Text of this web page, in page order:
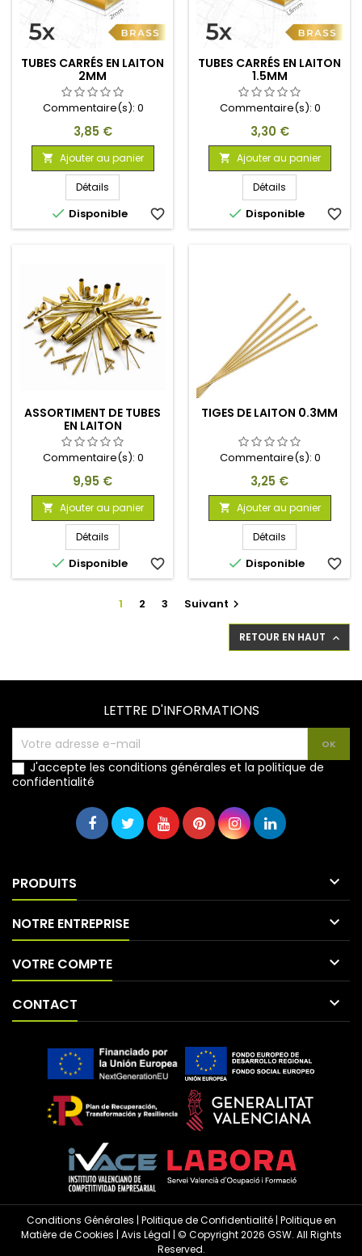
TUBES CARRÉS EN LAITON
2MM
Commentaire(s): 0
Prix
3,85 €
 Ajouter au panier
Détails
 Disponible favorite_border
TUBES CARRÉS EN LAITON
1.5MM
Commentaire(s): 0
Prix
3,30 €
 Ajouter au panier
Détails
 Disponible favorite_border
ASSORTIMENT DE TUBES
EN LAITON
Commentaire(s): 0
Prix
9,95 €
 Ajouter au panier
Détails
 Disponible favorite_border
TIGES DE LAITON 0.3MM
Commentaire(s): 0
Prix
3,25 €
 Ajouter au panier
Détails
 Disponible favorite_border
1 2 3 Suivant 
RETOUR EN HAUT 
LETTRE D'INFORMATIONS
J'accepte les conditions générales et la politique de
confidentialité
PRODUITS 
NOTRE ENTREPRISE 
VOTRE COMPTE 
CONTACT 
Conditions Générales | Politique de Confidentialité| Politique en
Matière de Cookies | Avis Légal | © Copyright 2026 GSW. All Rights
Reserved.